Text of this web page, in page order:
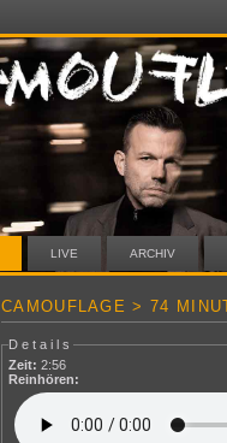
LIVE ARCHIV
CAMOUFLAGE > 74
Details
Zeit: 2:56
Reinhören: